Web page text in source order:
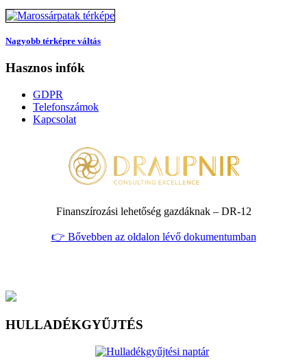
Nagyobb térképre váltás
Hasznos infók
GDPR
Telefonszámok
Kapcsolat
Finanszírozási lehetőség gazdáknak – DR‑12
👉 Bővebben az oldalon lévő dokumentumban
HULLADÉKGYŰJTÉS